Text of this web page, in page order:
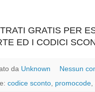
GRATIS PER
ED I CODICI
da Unknown
Nessun
codice sconto promocode